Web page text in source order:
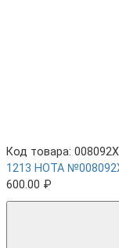
Код товара: 008092X
1213 HOTA
600.00 ₽